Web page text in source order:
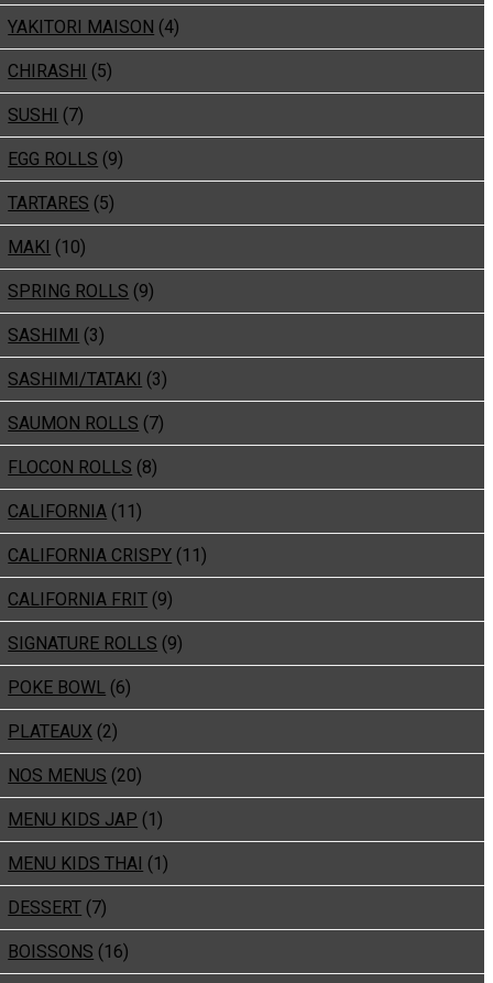
YAKITORI MAISON (4)
CHIRASHI (5)
SUSHI (7)
EGG ROLLS (9)
TARTARES (5)
MAKI (10)
SPRING ROLLS (9)
SASHIMI (3)
SASHIMI/TATAKI (3)
SAUMON ROLLS (7)
FLOCON ROLLS (8)
CALIFORNIA (11)
CALIFORNIA CRISPY (11)
CALIFORNIA FRIT (9)
SIGNATURE ROLLS (9)
POKE BOWL (6)
PLATEAUX (2)
NOS MENUS (20)
MENU KIDS JAP (1)
MENU KIDS THAI (1)
DESSERT (7)
BOISSONS (16)